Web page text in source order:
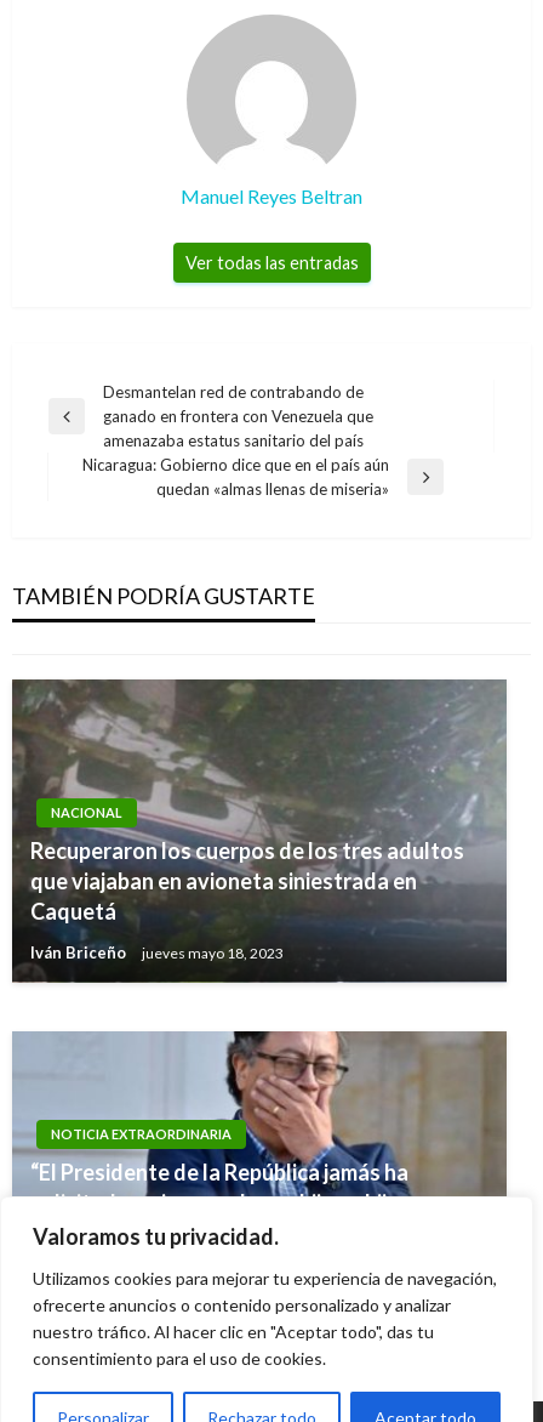
Valoramos tu privacidad.
Utilizamos cookies para mejorar tu experiencia de navegación,
ofrecerte anuncios o contenido personalizado y analizar
nuestro tráfico. Al hacer clic en "Aceptar todo", das tu
consentimiento para el uso de cookies.
Personalizar Rechazar todo Aceptar todo
Manuel Reyes Beltran
Ver todas las entradas
Navegación
de
entradas
Entrada
anterior
Desmantelan red de contrabando de
ganado en frontera con Venezuela que
amenazaba estatus sanitario del país
Nicaragua: Gobierno dice que en el país aún
quedan «almas llenas de miseria»
TAMBIÉN PODRÍA GUSTARTE
seguro en Navidad y fin de año
Ariel Cabrera viernes diciembre 22, 2017
NACIONAL
Recuperaron los cuerpos de los tres adultos
que viajaban en avioneta siniestrada en
Caquetá
Iván Briceño jueves mayo 18, 2023
NOTICIA EXTRAORDINARIA
Cabecillas de las Farc reciben en La Habana
cédula de ciudadanía, pero no podrán votar en
el Plebiscito
Ariel Cabrera
NOTICIA EXTRAORDINARIA
“El Presidente de la República jamás ha
solicitado a ninguno de sus hijos e hijas que
delincan»: Petro sobre declaraciones de su hijo
Iván Briceño jueves agosto 3, 2023